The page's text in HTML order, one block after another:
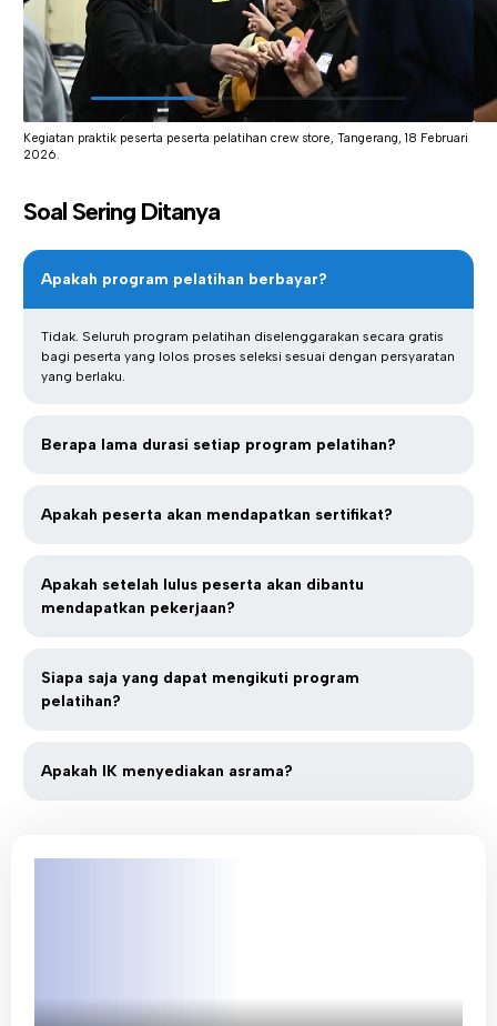
Kegiatan praktik peserta peserta pelatihan crew store, Tangerang, 18 Februari
2026.
Soal Sering Ditanya
Apakah program pelatihan berbayar?
Tidak. Seluruh program pelatihan diselenggarakan secara gratis
bagi peserta yang lolos proses seleksi sesuai dengan persyaratan
yang berlaku.
Berapa lama durasi setiap program pelatihan?
Apakah peserta akan mendapatkan sertifikat?
Apakah setelah lulus peserta akan dibantu
mendapatkan pekerjaan?
Siapa saja yang dapat mengikuti program
pelatihan?
Apakah IK menyediakan asrama?